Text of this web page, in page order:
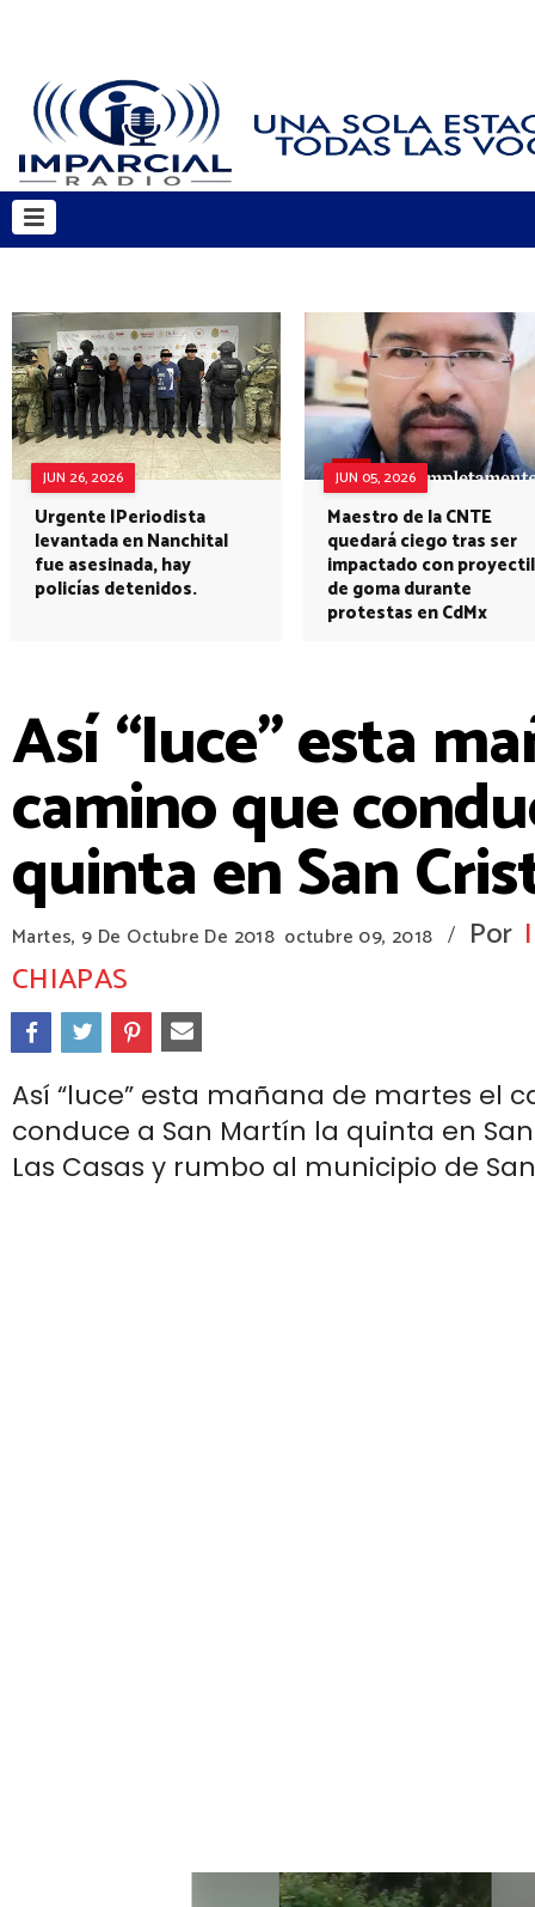
JUN 26, 2026
Urgente |Periodista
levantada en Nanchital
fue asesinada, hay
policías detenidos.
JUN 05, 2026
Maestro de la CNTE
quedará ciego tras ser
impactado con proyectil
de goma durante
protestas en CdMx
Así “luce” esta
camino que
quinta en San
Martes, 9 De Octubre De 2018 octubre 09, 2018 / Por
CHIAPAS
Así “luce” esta mañana de martes el
conduce a San Martín la quinta en
Las Casas y rumbo al municipio de